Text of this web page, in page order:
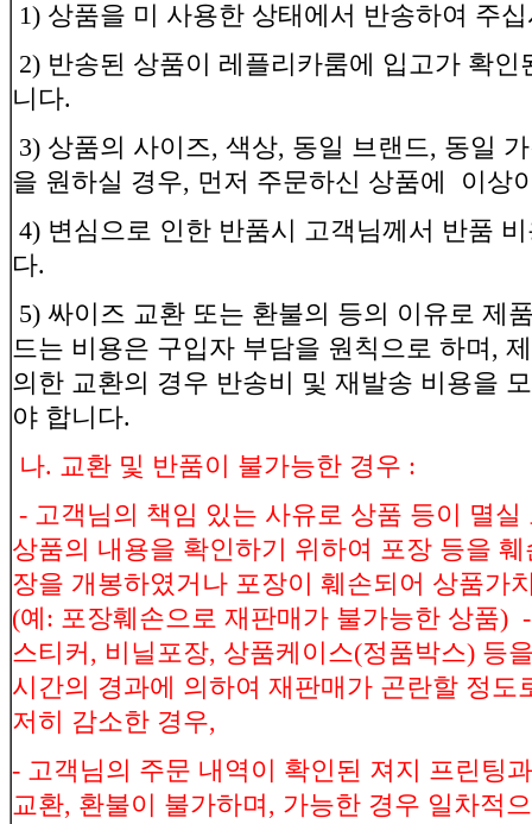
1) 상품을 미 사용한 상태에서 반송하여 주
2) 반송된 상품이 레플리카룸에 입고가 확
니다.
3) 상품의 사이즈, 색상, 동일 브랜드, 동일
을 원하실 경우, 먼저 주문하신 상품에 이상
4) 변심으로 인한 반품시 고객님께서 반품
다.
5) 싸이즈 교환 또는 환불의 등의 이유로 제
드는 비용은 구입자 부담을 원칙으로 하며,
의한 교환의 경우 반송비 및 재발송 비용을
야 합니다.
나. 교환 및 반품이 불가능한 경우 :
- 고객님의 책임 있는 사유로 상품 등이 멸
상품의 내용을 확인하기 위하여 포장 등을
장을 개봉하였거나 포장이 훼손되어 상품가
(예: 포장훼손으로 재판매가 불가능한 상품)
스티커, 비닐포장, 상품케이스(정품박스) 등
시간의 경과에 의하여 재판매가 곤란할 정도
저히 감소한 경우,
- 고객님의 주문 내역이 확인된 져지 프린팅
교환, 환불이 불가하며, 가능한 경우 일차적